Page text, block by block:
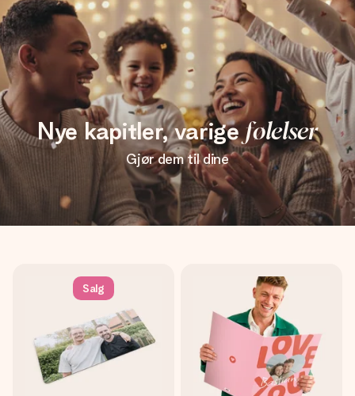
Nye kapitler, varigefølelser
Gjør dem til dine
Salg